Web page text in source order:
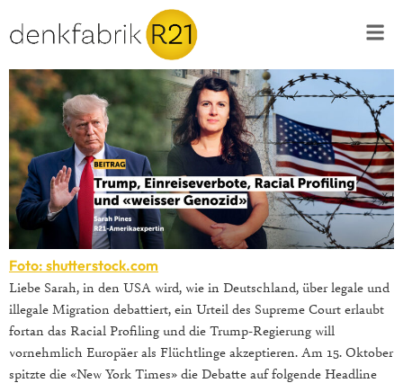
Foto: shutterstock.com
Liebe Sarah, in den USA wird, wie in Deutschland, über legale und
illegale Migration debattiert, ein Urteil des Supreme Court erlaubt
fortan das Racial Profiling und die Trump-Regierung will
vornehmlich Europäer als Flüchtlinge akzeptieren. Am 15. Oktober
spitzte die «New York Times» die Debatte auf folgende Headline